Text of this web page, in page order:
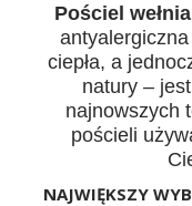
Pościel
ciepła, a
natury –
najnowszych
pościeli
NAJWIĘKSZY